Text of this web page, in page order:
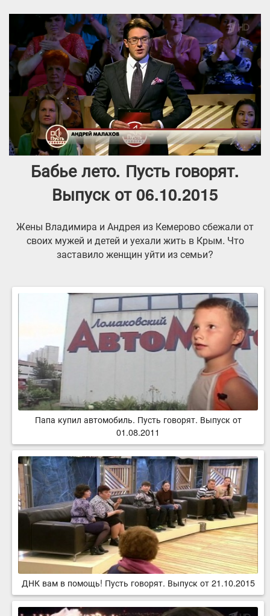
Бабье лето. Пусть говорят.
Выпуск от 06.10.2015
Жены Владимира и Андрея из Кемерово сбежали от
своих мужей и детей и уехали жить в Крым. Что
заставило женщин уйти из семьи?
Папа купил автомобиль. Пусть говорят. Выпуск от
01.08.2011
ДНК вам в помощь! Пусть говорят. Выпуск от 21.10.2015